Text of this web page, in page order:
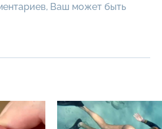
Ваш может быть